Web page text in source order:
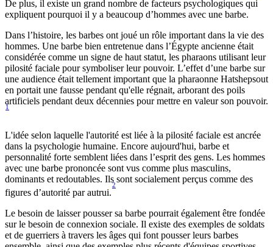
De plus, il existe un grand nombre de facteurs psychologiques qui
expliquent pourquoi il y a beaucoup d’hommes avec une barbe.
Dans l’histoire, les barbes ont joué un rôle important dans la vie des
hommes. Une barbe bien entretenue dans l’Égypte ancienne était
considérée comme un signe de haut statut, les pharaons utilisant leur
pilosité faciale pour symboliser leur pouvoir. L’effet d’une barbe sur
une audience était tellement important que la pharaonne Hatshepsout
en portait une fausse pendant qu'elle régnait, arborant des poils
artificiels pendant deux décennies pour mettre en valeur son pouvoir.
1
L'idée selon laquelle l'autorité est liée à la pilosité faciale est ancrée
dans la psychologie humaine. Encore aujourd'hui, barbe et
personnalité forte semblent liées dans l’esprit des gens. Les hommes
avec une barbe prononcée sont vus comme plus masculins,
dominants et redoutables. Ils sont socialement perçus comme des
figures d’autorité par autrui.
2
Le besoin de laisser pousser sa barbe pourrait également être fondée
sur le besoin de connexion sociale. Il existe des exemples de soldats
et de guerriers à travers les âges qui font pousser leurs barbes